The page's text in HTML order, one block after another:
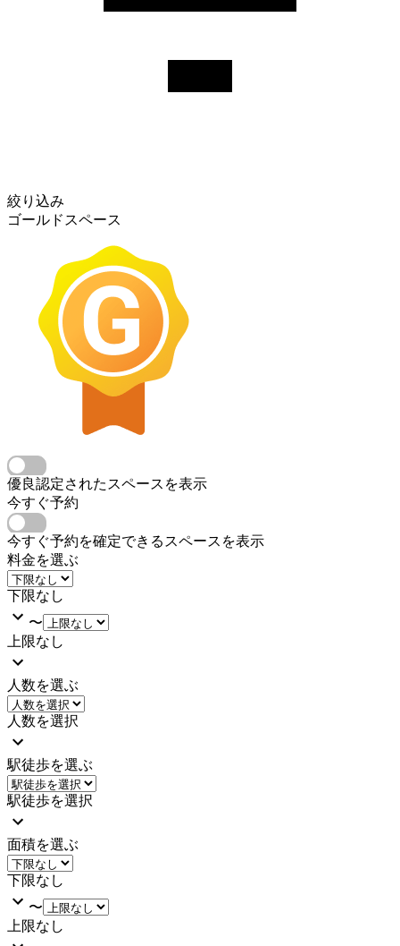
絞り込み
ゴールドスペース
優良認定されたスペースを表示
今すぐ予約
今すぐ予約を確定できるスペースを表示
料金を選ぶ
下限なし
〜
上限なし
人数を選ぶ
人数を選択
駅徒歩を選ぶ
駅徒歩を選択
面積を選ぶ
下限なし
〜
上限なし